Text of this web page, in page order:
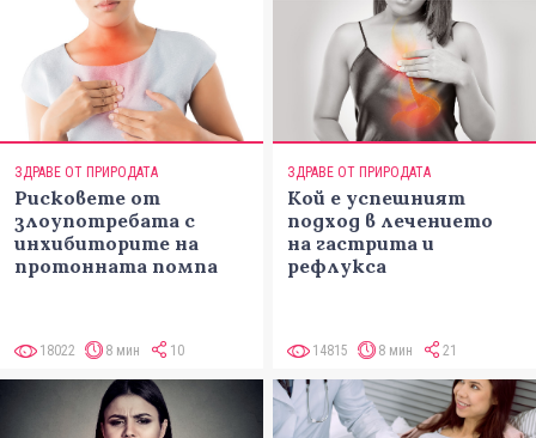
ЗДРАВЕ ОТ ПРИРОДАТА
Рисковете от
злоупотребата с
инхибиторите на
протонната помпа
18022 8 мин 10
ЗДРАВЕ ОТ ПРИРОДАТА
Кой е успешният
подход в лечението
на гастрита и
рефлукса
14815 8 мин 21